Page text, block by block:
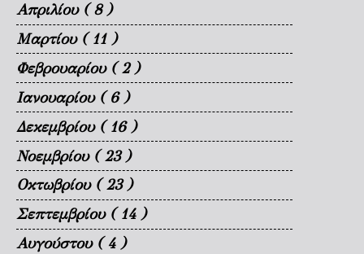
Απριλίου ( 8 )
Μαρτίου ( 11 )
Φεβρουαρίου ( 2 )
Ιανουαρίου ( 6 )
Δεκεμβρίου ( 16 )
Νοεμβρίου ( 23 )
Οκτωβρίου ( 23 )
Σεπτεμβρίου ( 14 )
Αυγούστου ( 4 )